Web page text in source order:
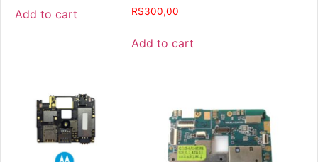
Add to cart R$300,00
Add to cart